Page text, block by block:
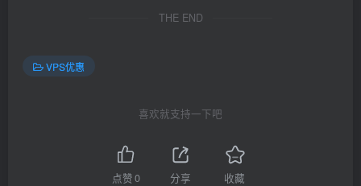
THE END
VPS优惠
喜欢就支持一下吧
点赞0 分享 收藏